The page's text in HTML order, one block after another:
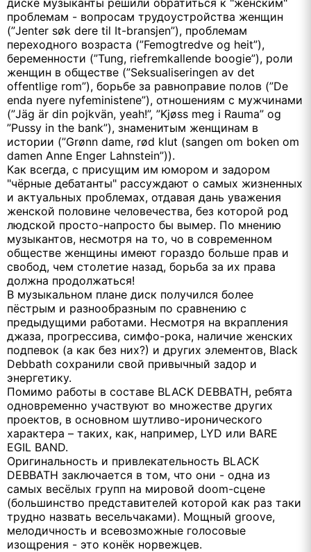
проблемам - вопросам трудоустройства женщин
(”Jenter søk dere til It-bransjen”), проблемам
переходного возраста (”Femogtredve og heit”),
беременности (”Tung, riefremkallende boogie”), роли
женщин в обществе (”Seksualiseringen av det
offentlige rom”), борьбе за равноправие полов (”De
enda nyere nyfeministene”), отношениям с мужчинами
(”Jäg är din pojkvän, yeah!”, ”Kjøss meg i Rauma” og
”Pussy in the bank”), знаменитым женщинам в
истории (”Grønn dame, rød klut (sangen om boken om
damen Anne Enger Lahnstein”)).
Как всегда, с присущим им юмором и задором
"чёрные дебатанты" рассуждают о самых жизненных
и актуальных проблемах, отдавая дань уважения
женской половине человечества, без которой род
людской просто-напросто бы вымер. По мнению
музыкантов, несмотря на то, чо в современном
обществе женщины имеют гораздо больше прав и
свобод, чем столетие назад, борьба за их права
должна продолжаться!
В музыкальном плане диск получился более
пёстрым и разнообразным по сравнению с
предыдущими работами. Несмотря на вкрапления
джаза, прогрессива, симфо-рока, наличие женских
подпевок (а как без них?) и других элементов, Black
Debbath сохранили свой привычный задор и
энергетику.
Помимо работы в составе BLACK DEBBATH, ребята
одновременно участвуют во множестве других
проектов, в основном шутливо-иронического
характера – таких, как, например, LYD или BARE
EGIL BAND.
Оригинальность и привлекательность BLACK
DEBBATH заключается в том, что они - одна из
самых весёлых групп на мировой doom-сцене
(большинство представителей которой как раз таки
трудно назвать весельчаками). Мощный groove,
мелодичность и всевозможные голосовые
изощрения - это конёк норвежцев.